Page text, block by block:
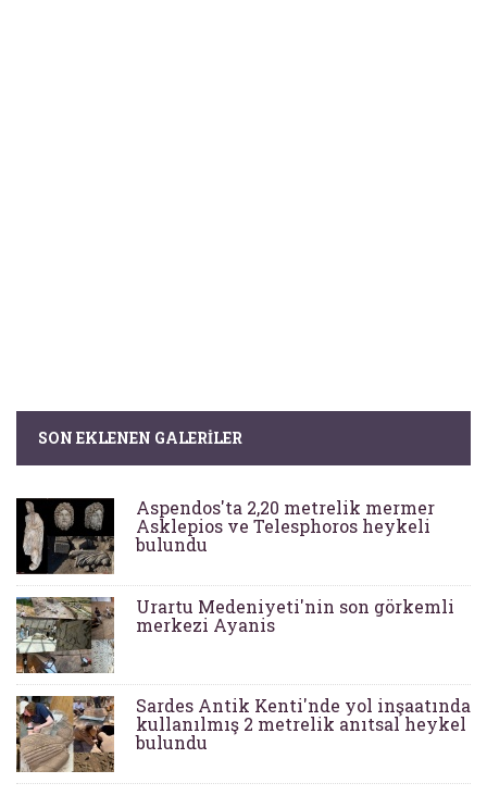
SON EKLENEN GALERILER
Aspendos'ta 2,20 metrelik mermer
Asklepios ve Telesphoros heykeli
bulundu
Urartu Medeniyeti'nin son görkemli
merkezi Ayanis
Sardes Antik Kenti'nde yol inşaatında
kullanılmış 2 metrelik anıtsal heykel
bulundu